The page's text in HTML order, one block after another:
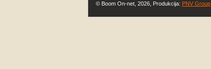
© Boom On-net, 2026, Produkcija: PNV Group